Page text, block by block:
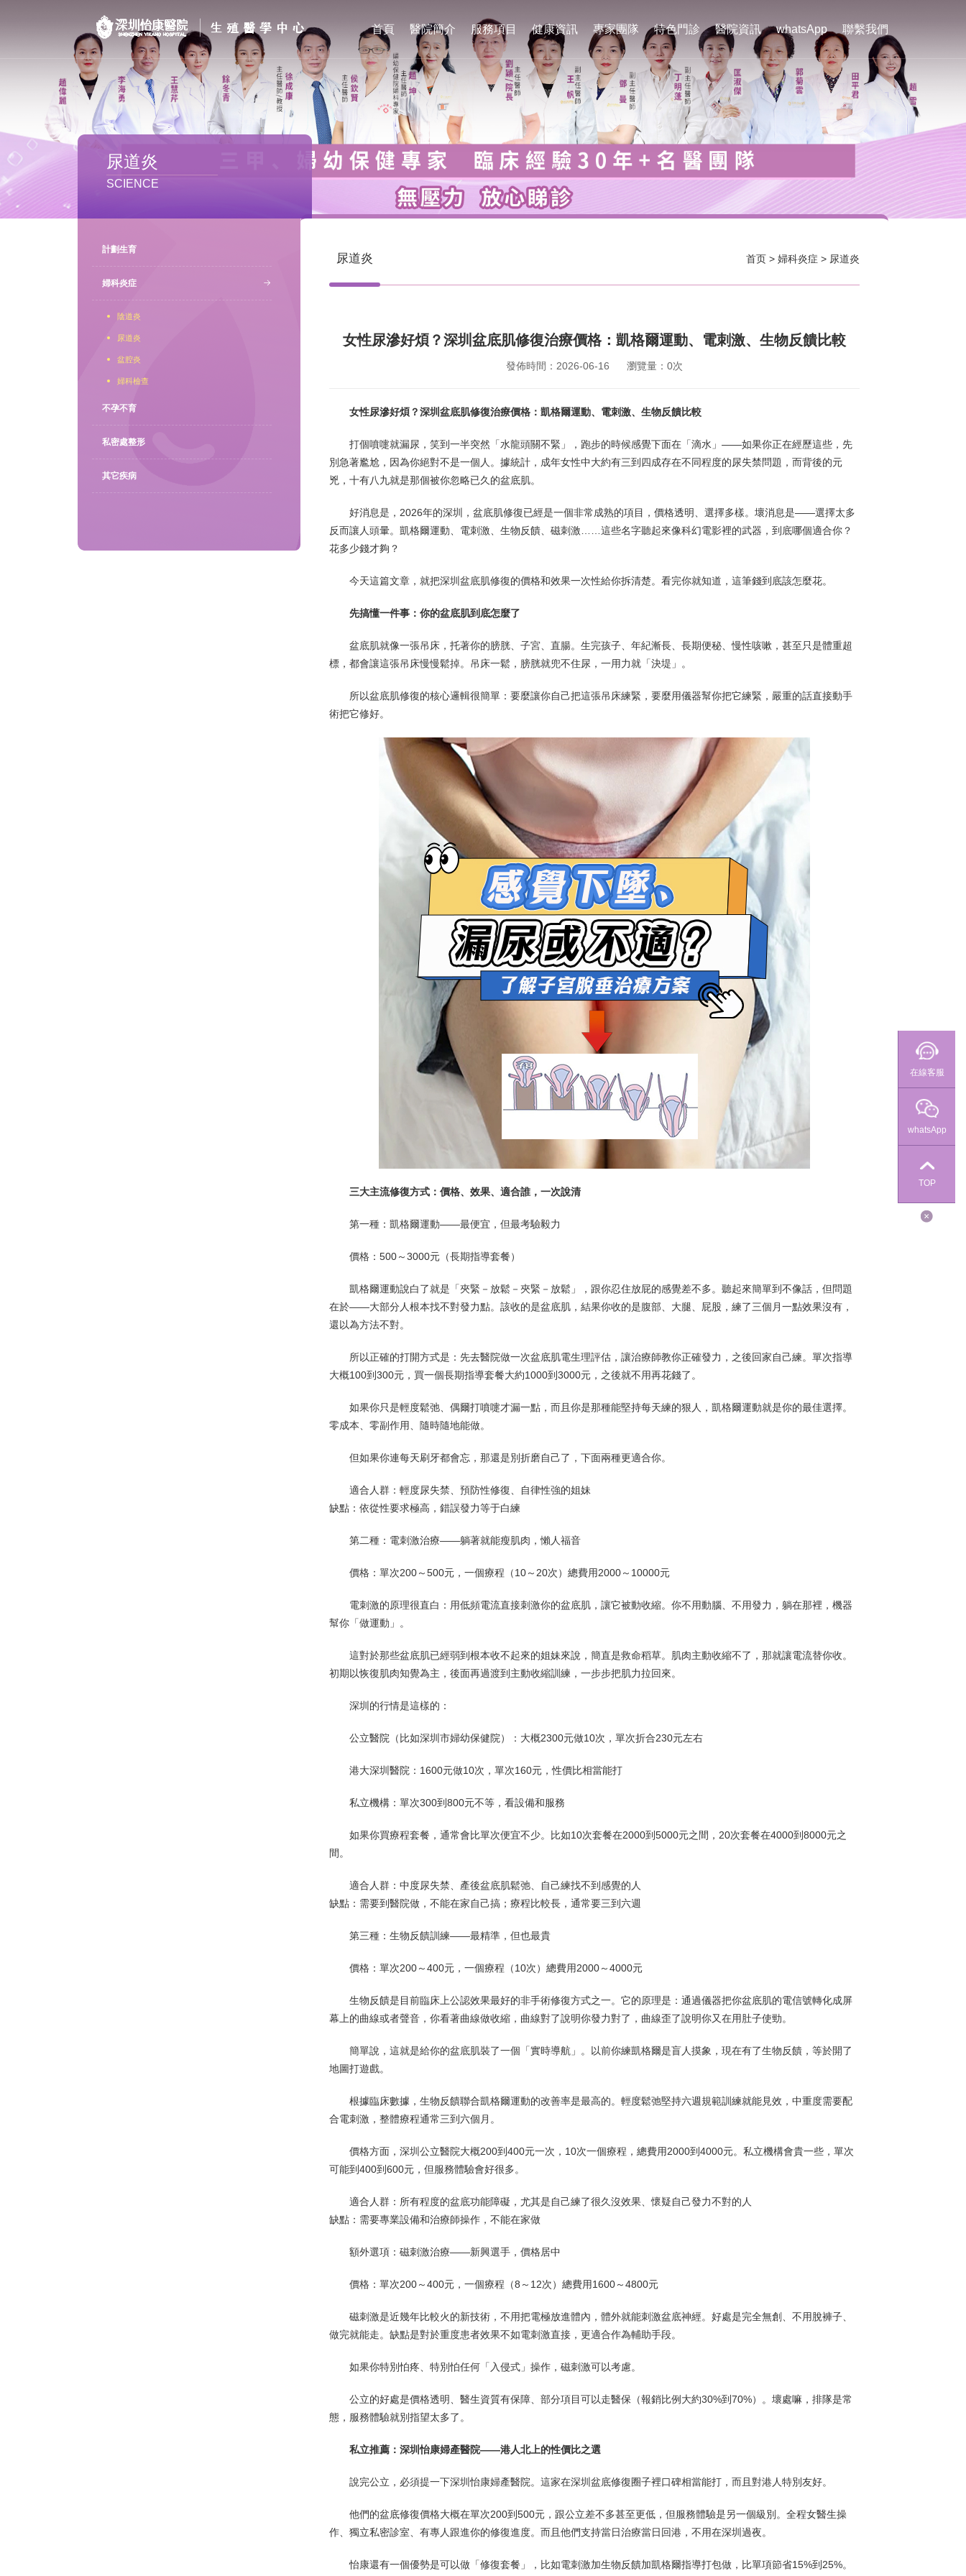
首頁 醫院簡介 服務項目 健康資訊 專家團隊 特色門診 醫院資訊 whatsApp 聯繫我們
醫院簡介
私密處整形
專家團隊
尿道炎
SCIENCE
計劃生育
婦科炎症
陰道炎
尿道炎
盆腔炎
婦科檢查
不孕不育
私密處整形
其它疾病
尿道炎 首页 >婦科炎症 > 尿道炎
女性尿滲好煩？深圳盆底肌修復治療價格：凱格爾運動、電刺激、生物反饋比較
發佈時間：2026-06-16 瀏覽量：0次
女性尿滲好煩？深圳盆底肌修復治療價格：凱格爾運動、電刺激、生物反饋比較
打個噴嚏就漏尿，笑到一半突然「水龍頭關不緊」，跑步的時候感覺下面在「滴水」——如果你正在經歷這些，先
別急著尷尬，因為你絕對不是一個人。據統計，成年女性中大約有三到四成存在不同程度的尿失禁問題，而背後的元
兇，十有八九就是那個被你忽略已久的盆底肌。
好消息是，2026年的深圳，盆底肌修復已經是一個非常成熟的項目，價格透明、選擇多樣。壞消息是——選擇太多
反而讓人頭暈。凱格爾運動、電刺激、生物反饋、磁刺激……這些名字聽起來像科幻電影裡的武器，到底哪個適合你？
花多少錢才夠？
今天這篇文章，就把深圳盆底肌修復的價格和效果一次性給你拆清楚。看完你就知道，這筆錢到底該怎麼花。
先搞懂一件事：你的盆底肌到底怎麼了
盆底肌就像一張吊床，托著你的膀胱、子宮、直腸。生完孩子、年紀漸長、長期便秘、慢性咳嗽，甚至只是體重超
標，都會讓這張吊床慢慢鬆掉。吊床一鬆，膀胱就兜不住尿，一用力就「決堤」。
所以盆底肌修復的核心邏輯很簡單：要麼讓你自己把這張吊床練緊，要麼用儀器幫你把它練緊，嚴重的話直接動手
術把它修好。
三大主流修復方式：價格、效果、適合誰，一次說清
第一種：凱格爾運動——最便宜，但最考驗毅力
價格：500～3000元（長期指導套餐）
凱格爾運動說白了就是「夾緊－放鬆－夾緊－放鬆」，跟你忍住放屁的感覺差不多。聽起來簡單到不像話，但問題
在於——大部分人根本找不對發力點。該收的是盆底肌，結果你收的是腹部、大腿、屁股，練了三個月一點效果沒有，
還以為方法不對。
所以正確的打開方式是：先去醫院做一次盆底肌電生理評估，讓治療師教你正確發力，之後回家自己練。單次指導
大概100到300元，買一個長期指導套餐大約1000到3000元，之後就不用再花錢了。
如果你只是輕度鬆弛、偶爾打噴嚏才漏一點，而且你是那種能堅持每天練的狠人，凱格爾運動就是你的最佳選擇。
零成本、零副作用、隨時隨地能做。
但如果你連每天刷牙都會忘，那還是別折磨自己了，下面兩種更適合你。
適合人群：輕度尿失禁、預防性修復、自律性強的姐妹
缺點：依從性要求極高，錯誤發力等于白練
第二種：電刺激治療——躺著就能瘦肌肉，懶人福音
價格：單次200～500元，一個療程（10～20次）總費用2000～10000元
電刺激的原理很直白：用低頻電流直接刺激你的盆底肌，讓它被動收縮。你不用動腦、不用發力，躺在那裡，機器
幫你「做運動」。
這對於那些盆底肌已經弱到根本收不起來的姐妹來說，簡直是救命稻草。肌肉主動收縮不了，那就讓電流替你收。
初期以恢復肌肉知覺為主，後面再過渡到主動收縮訓練，一步步把肌力拉回來。
深圳的行情是這樣的：
公立醫院（比如深圳市婦幼保健院）：大概2300元做10次，單次折合230元左右
港大深圳醫院：1600元做10次，單次160元，性價比相當能打
私立機構：單次300到800元不等，看設備和服務
如果你買療程套餐，通常會比單次便宜不少。比如10次套餐在2000到5000元之間，20次套餐在4000到8000元之
間。
適合人群：中度尿失禁、產後盆底肌鬆弛、自己練找不到感覺的人
缺點：需要到醫院做，不能在家自己搞；療程比較長，通常要三到六週
第三種：生物反饋訓練——最精準，但也最貴
價格：單次200～400元，一個療程（10次）總費用2000～4000元
生物反饋是目前臨床上公認效果最好的非手術修復方式之一。它的原理是：通過儀器把你盆底肌的電信號轉化成屏
幕上的曲線或者聲音，你看著曲線做收縮，曲線對了說明你發力對了，曲線歪了說明你又在用肚子使勁。
簡單說，這就是給你的盆底肌裝了一個「實時導航」。以前你練凱格爾是盲人摸象，現在有了生物反饋，等於開了
地圖打遊戲。
根據臨床數據，生物反饋聯合凱格爾運動的改善率是最高的。輕度鬆弛堅持六週規範訓練就能見效，中重度需要配
合電刺激，整體療程通常三到六個月。
價格方面，深圳公立醫院大概200到400元一次，10次一個療程，總費用2000到4000元。私立機構會貴一些，單次
可能到400到600元，但服務體驗會好很多。
適合人群：所有程度的盆底功能障礙，尤其是自己練了很久沒效果、懷疑自己發力不對的人
缺點：需要專業設備和治療師操作，不能在家做
額外選項：磁刺激治療——新興選手，價格居中
價格：單次200～400元，一個療程（8～12次）總費用1600～4800元
磁刺激是近幾年比較火的新技術，不用把電極放進體內，體外就能刺激盆底神經。好處是完全無創、不用脫褲子、
做完就能走。缺點是對於重度患者效果不如電刺激直接，更適合作為輔助手段。
如果你特別怕疼、特別怕任何「入侵式」操作，磁刺激可以考慮。
公立的好處是價格透明、醫生資質有保障、部分項目可以走醫保（報銷比例大約30%到70%）。壞處嘛，排隊是常
態，服務體驗就別指望太多了。
私立推薦：深圳怡康婦產醫院——港人北上的性價比之選
說完公立，必須提一下深圳怡康婦產醫院。這家在深圳盆底修復圈子裡口碑相當能打，而且對港人特別友好。
他們的盆底修復價格大概在單次200到500元，跟公立差不多甚至更低，但服務體驗是另一個級別。全程女醫生操
作、獨立私密診室、有專人跟進你的修復進度。而且他們支持當日治療當日回港，不用在深圳過夜。
怡康還有一個優勢是可以做「修復套餐」，比如電刺激加生物反饋加凱格爾指導打包做，比單項節省15%到25%。
在線客服
whatsApp
TOP